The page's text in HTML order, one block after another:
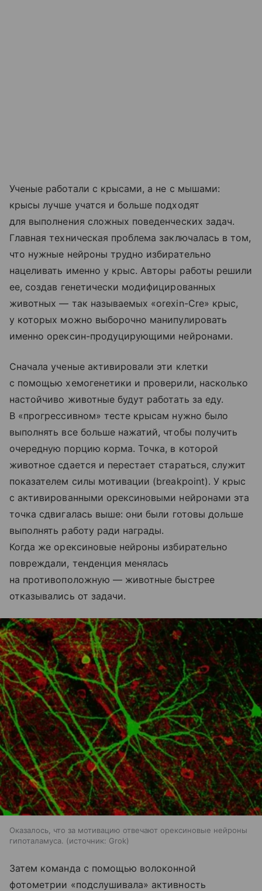
Ученые работали с крысами, а не с мышами:
крысы лучше учатся и больше подходят
для выполнения сложных поведенческих задач.
Главная техническая проблема заключалась в том,
что нужные нейроны трудно избирательно
нацеливать именно у крыс. Авторы работы решили
ее, создав генетически модифицированных
животных — так называемых «orexin-Cre» крыс,
у которых можно выборочно манипулировать
именно орексин-продуцирующими нейронами.
Сначала ученые активировали эти клетки
с помощью хемогенетики и проверили, насколько
настойчиво животные будут работать за еду.
В «прогрессивном» тесте крысам нужно было
выполнять все больше нажатий, чтобы получить
очередную порцию корма. Точка, в которой
животное сдается и перестает стараться, служит
показателем силы мотивации (breakpoint). У крыс
с активированными орексиновыми нейронами эта
точка сдвигалась выше: они были готовы дольше
выполнять работу ради награды.
Когда же орексиновые нейроны избирательно
повреждали, тенденция менялась
на противоположную — животные быстрее
отказывались от задачи.
Оказалось, что за мотивацию отвечают орексиновые нейроны
гипоталамуса.
источник: Grok
Затем команда с помощью волоконной
фотометрии «подслушивала» активность